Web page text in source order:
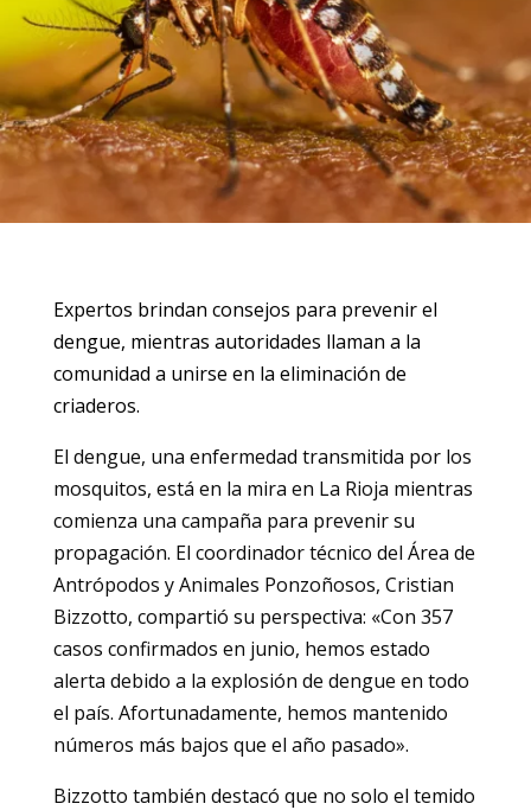
Expertos brindan consejos para prevenir el
dengue, mientras autoridades llaman a la
comunidad a unirse en la eliminación de
criaderos.
El dengue, una enfermedad transmitida por los
mosquitos, está en la mira en La Rioja mientras
comienza una campaña para prevenir su
propagación. El coordinador técnico del Área de
Antrópodos y Animales Ponzoñosos, Cristian
Bizzotto, compartió su perspectiva: «Con 357
casos confirmados en junio, hemos estado
alerta debido a la explosión de dengue en todo
el país. Afortunadamente, hemos mantenido
números más bajos que el año pasado».
Bizzotto también destacó que no solo el temido